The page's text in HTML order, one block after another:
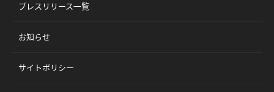
プレスリリース一覧
お知らせ
サイトポリシー